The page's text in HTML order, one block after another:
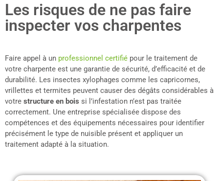
Les risques de ne pas faire
inspecter vos charpentes
Faire appel à un professionnel certifié pour le traitement de
votre charpente est une garantie de sécurité, d’efficacité et de
durabilité. Les insectes xylophages comme les capricornes,
vrillettes et termites peuvent causer des dégâts considérables à
votre structure en bois si l’infestation n’est pas traitée
correctement. Une entreprise spécialisée dispose des
compétences et des équipements nécessaires pour identifier
précisément le type de nuisible présent et appliquer un
traitement adapté à la situation.